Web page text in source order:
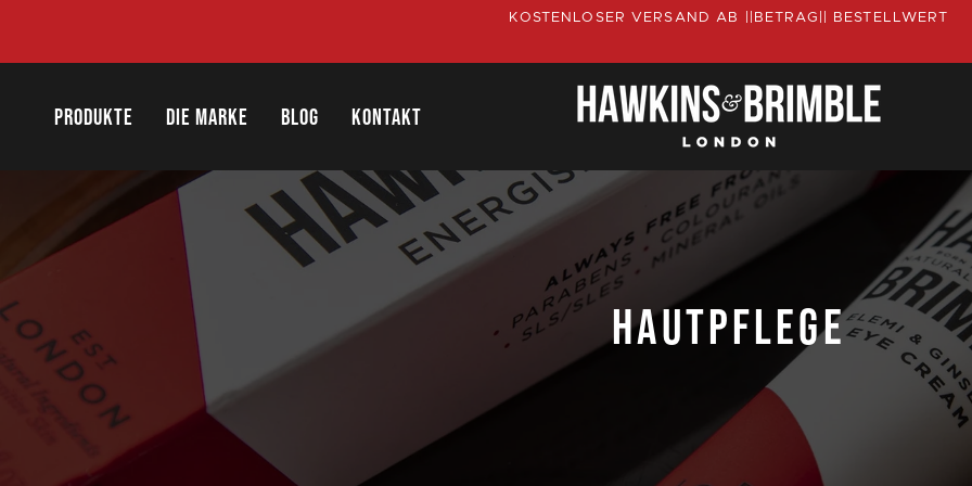
KOSTENLOSER VERSAND AB ||BETRAG|| BESTELLWERT
PRODUKTE DIE MARKE BLOG KONTAKT
HAUTPFLEGE